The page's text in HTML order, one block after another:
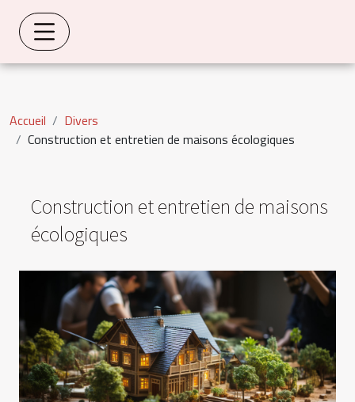
Accueil
Divers
Construction et entretien de maisons écologiques
Construction et entretien de maisons
écologiques